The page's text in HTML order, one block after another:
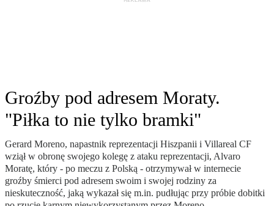
Groźby pod adresem Moraty.
"Piłka to nie tylko bramki"
Gerard Moreno, napastnik reprezentacji Hiszpanii i Villareal CF
wziął w obronę swojego kolegę z ataku reprezentacji, Alvaro
Moratę, który - po meczu z Polską - otrzymywał w internecie
groźby śmierci pod adresem swoim i swojej rodziny za
nieskuteczność, jaką wykazał się m.in. pudłując przy próbie dobitki